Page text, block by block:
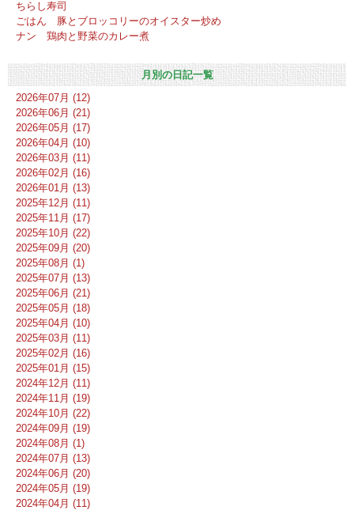
ちらし寿司
ごはん 豚とブロッコリーのオイスター炒め
ナン 鶏肉と野菜のカレー煮
月別の日記一覧
2026年07月 (12)
2026年06月 (21)
2026年05月 (17)
2026年04月 (10)
2026年03月 (11)
2026年02月 (16)
2026年01月 (13)
2025年12月 (11)
2025年11月 (17)
2025年10月 (22)
2025年09月 (20)
2025年08月 (1)
2025年07月 (13)
2025年06月 (21)
2025年05月 (18)
2025年04月 (10)
2025年03月 (11)
2025年02月 (16)
2025年01月 (15)
2024年12月 (11)
2024年11月 (19)
2024年10月 (22)
2024年09月 (19)
2024年08月 (1)
2024年07月 (13)
2024年06月 (20)
2024年05月 (19)
2024年04月 (11)